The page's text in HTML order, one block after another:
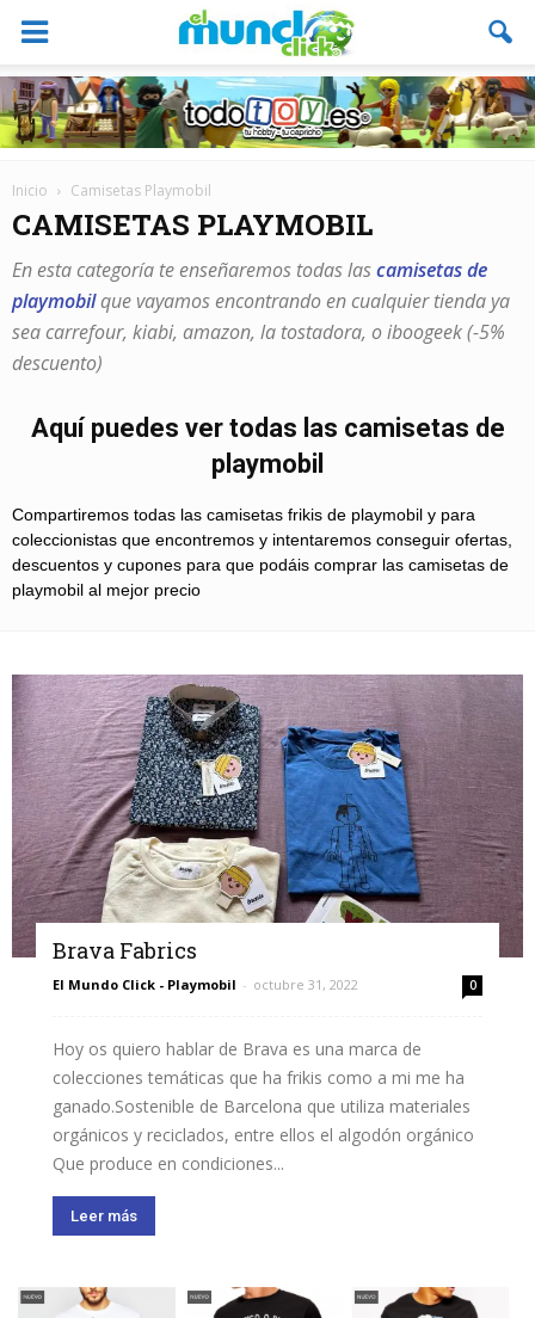
Inicio Camisetas Playmobil
CAMISETAS PLAYMOBIL
En esta categoría te enseñaremos todas lascamisetas de
playmobilque vayamos encontrando en cualquier tienda ya
sea carrefour, kiabi, amazon, la tostadora, o iboogeek (-5%
descuento)
Aquí puedes ver todas las camisetas de
playmobil
Compartiremos todas las camisetas frikis de playmobil y para
coleccionistas que encontremos y intentaremos conseguir ofertas,
descuentos y cupones para que podáis comprar las camisetas de
playmobil al mejor precio
Brava Fabrics
El Mundo Click - Playmobil - octubre 31, 2022 0
Hoy os quiero hablar de Brava es una marca de
colecciones temáticas que ha frikis como a mi me ha
ganado.Sostenible de Barcelona que utiliza materiales
orgánicos y reciclados, entre ellos el algodón orgánico
Que produce en condiciones...
Leer más